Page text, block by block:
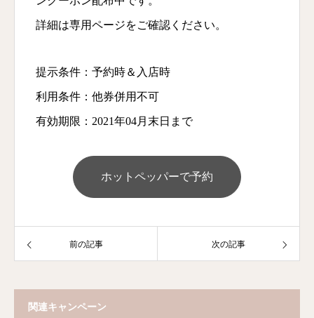
詳細は専用ページをご確認ください。
提示条件：予約時＆入店時
利用条件：他券併用不可
有効期限：2021年04月末日まで
ホットペッパーで予約
前の記事 次の記事
関連キャンペーン